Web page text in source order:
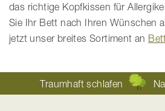
das richtige Kopfkissen für
Sie Ihr Bett nach Ihren Wünschen
jetzt unser breites Sortiment an
Traumhaft schlafen